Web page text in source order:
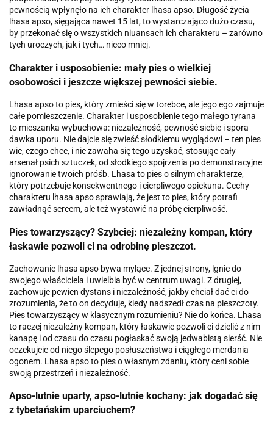
pewnością wpłynęło na ich charakter lhasa apso. Długość życia
lhasa apso, sięgająca nawet 15 lat, to wystarczająco dużo czasu,
by przekonać się o wszystkich niuansach ich charakteru – zarówno
tych uroczych, jak i tych… nieco mniej.
Charakter i usposobienie: mały pies o wielkiej
osobowości i jeszcze większej pewności siebie.
Lhasa apso to pies, który zmieści się w torebce, ale jego ego zajmuje
całe pomieszczenie. Charakter i usposobienie tego małego tyrana
to mieszanka wybuchowa: niezależność, pewność siebie i spora
dawka uporu. Nie dajcie się zwieść słodkiemu wyglądowi – ten pies
wie, czego chce, i nie zawaha się tego uzyskać, stosując cały
arsenał psich sztuczek, od słodkiego spojrzenia po demonstracyjne
ignorowanie twoich próśb. Lhasa to pies o silnym charakterze,
który potrzebuje konsekwentnego i cierpliwego opiekuna. Cechy
charakteru lhasa apso sprawiają, że jest to pies, który potrafi
zawładnąć sercem, ale też wystawić na próbę cierpliwość.
Pies towarzyszący? Szybciej: niezależny kompan, który
łaskawie pozwoli ci na odrobinę pieszczot.
Zachowanie lhasa apso bywa mylące. Z jednej strony, lgnie do
swojego właściciela i uwielbia być w centrum uwagi. Z drugiej,
zachowuje pewien dystans i niezależność, jakby chciał dać ci do
zrozumienia, że to on decyduje, kiedy nadszedł czas na pieszczoty.
Pies towarzyszący w klasycznym rozumieniu? Nie do końca. Lhasa
to raczej niezależny kompan, który łaskawie pozwoli ci dzielić z nim
kanapę i od czasu do czasu pogłaskać swoją jedwabistą sierść. Nie
oczekujcie od niego ślepego posłuszeństwa i ciągłego merdania
ogonem. Lhasa apso to pies o własnym zdaniu, który ceni sobie
swoją przestrzeń i niezależność.
Apso-lutnie uparty, apso-lutnie kochany: jak dogadać się
z tybetańskim uparciuchem?